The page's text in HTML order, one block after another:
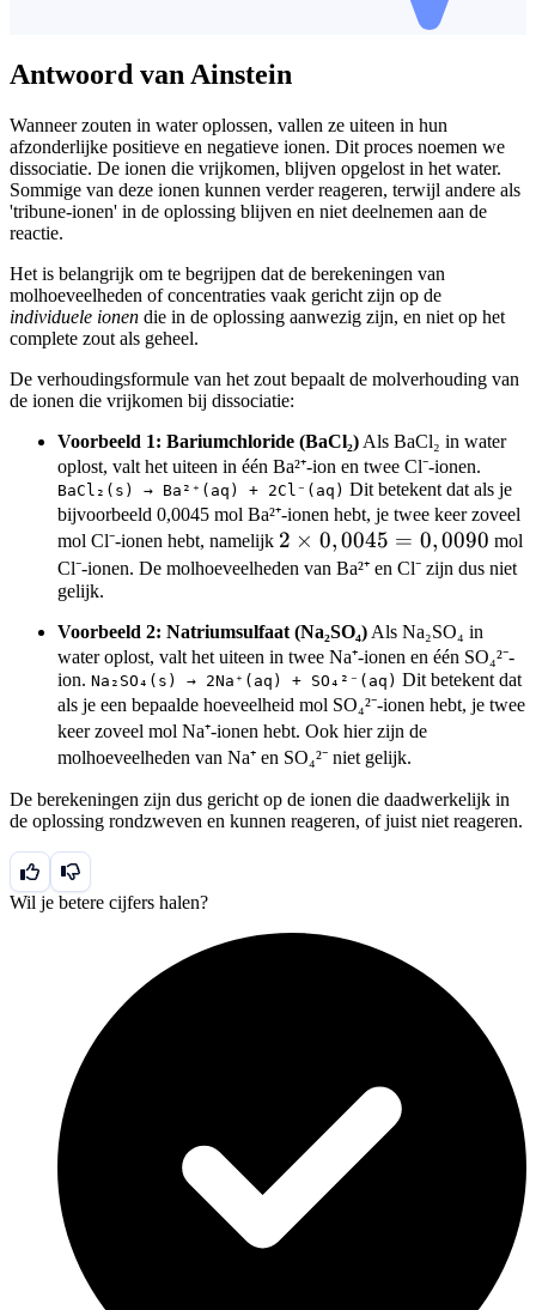
Antwoord van Ainstein
Wanneer zouten in water oplossen, vallen ze uiteen in hun
afzonderlijke positieve en negatieve ionen. Dit proces noemen we
dissociatie. De ionen die vrijkomen, blijven opgelost in het water.
Sommige van deze ionen kunnen verder reageren, terwijl andere als
'tribune-ionen' in de oplossing blijven en niet deelnemen aan de
reactie.
Het is belangrijk om te begrijpen dat de berekeningen van
molhoeveelheden of concentraties vaak gericht zijn op de
individuele ionen die in de oplossing aanwezig zijn, en niet op het
complete zout als geheel.
De verhoudingsformule van het zout bepaalt de molverhouding van
de ionen die vrijkomen bij dissociatie:
Voorbeeld 1: Bariumchloride (BaCl₂) Als BaCl₂ in water
oplost, valt het uiteen in één Ba²⁺-ion en twee Cl⁻-ionen.
BaCl₂(s) → Ba²⁺(aq) + 2Cl⁻(aq) Dit betekent dat als je
bijvoorbeeld 0,0045 mol Ba²⁺-ionen hebt, je twee keer zoveel
mol Cl⁻-ionen hebt, namelijk 2
\times
=
0,0090
2 × 0,0045 = 0,0090 mol
Cl⁻-ionen. De molhoeveelheden van Ba²⁺ en Cl⁻ zijn dus niet
gelijk.
Voorbeeld 2: Natriumsulfaat (Na₂SO₄) Als Na₂SO₄ in
water oplost, valt het uiteen in twee Na⁺-ionen en één SO₄²⁻-
ion. Na₂SO₄(s) → 2Na⁺(aq) + SO₄²⁻(aq) Dit betekent dat
als je een bepaalde hoeveelheid mol SO₄²⁻-ionen hebt, je twee
keer zoveel mol Na⁺-ionen hebt. Ook hier zijn de
molhoeveelheden van Na⁺ en SO₄²⁻ niet gelijk.
De berekeningen zijn dus gericht op de ionen die daadwerkelijk in
de oplossing rondzweven en kunnen reageren, of juist niet reageren.
Wil je betere cijfers halen?